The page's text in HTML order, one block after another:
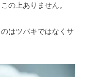
の上ありません。
はツバキではなくサ